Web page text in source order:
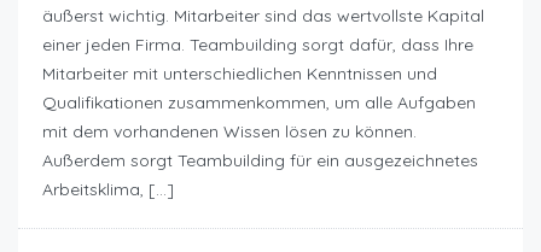
äußerst wichtig. Mitarbeiter sind das wertvollste Kapital
einer jeden Firma. Teambuilding sorgt dafür, dass Ihre
Mitarbeiter mit unterschiedlichen Kenntnissen und
Qualifikationen zusammenkommen, um alle Aufgaben
mit dem vorhandenen Wissen lösen zu können.
Außerdem sorgt Teambuilding für ein ausgezeichnetes
Arbeitsklima, […]